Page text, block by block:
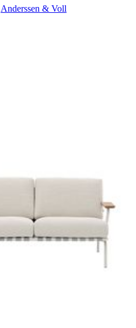
Anderssen & Voll